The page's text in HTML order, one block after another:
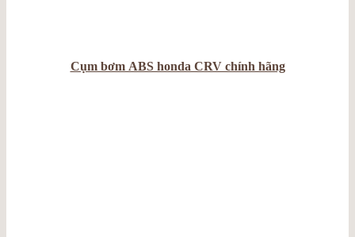
Cụm bơm ABS honda CRV chính hãng